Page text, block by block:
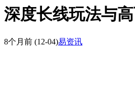
深度长线玩法与
8个月前 (12-04)易资讯